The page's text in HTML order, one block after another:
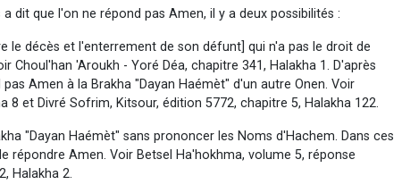
dit que l'on ne répond pas Amen, il y a deux possibilités :
le décès et l'enterrement de son défunt] qui n'a pas le droit de
Choul'han 'Aroukh - Yoré Déa, chapitre 341, Halakha 1. D'après
Amen à la Brakha "Dayan Haémèt" d'un autre Onen. Voir
8 et Divré Sofrim, Kitsour, édition 5772, chapitre 5, Halakha 122.
"Dayan Haémèt" sans prononcer les Noms d'Hachem. Dans ces
répondre Amen. Voir Betsel Ha'hokhma, volume 5, réponse
Halakha 2.